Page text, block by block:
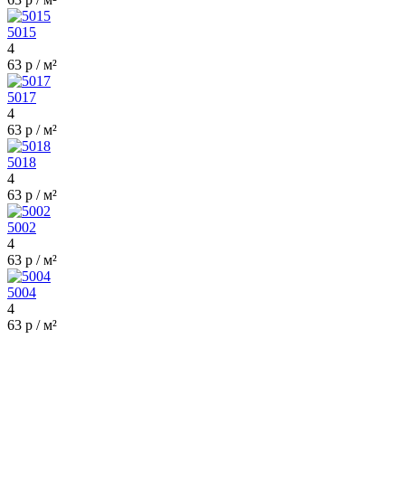
5015
4
63 р / м²
5017
4
63 р / м²
5018
4
63 р / м²
5002
4
63 р / м²
5004
4
63 р / м²